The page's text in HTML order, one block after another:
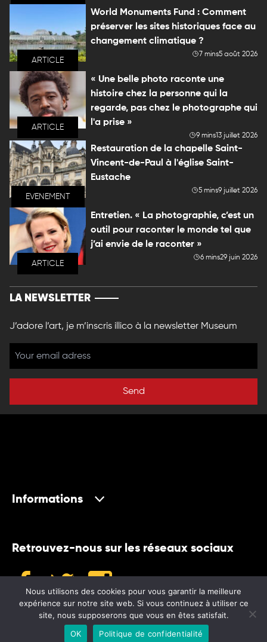
ARTICLE
World Monuments Fund : Comment
préserver les sites historiques face au
changement climatique ?
7 mins5 août 2026
ARTICLE
« Une belle photo raconte une
histoire chez la personne qui la
regarde, pas chez le photographe qui
l'a prise »
9 mins 13 juillet 2026
EVENEMENT
Restauration de la chapelle Saint-
Vincent-de-Paul à l'église Saint-
Eustache
5 mins9 juillet 2026
ARTICLE
Entretien. « La photographie, c’est un
outil pour raconter le monde tel que
j’ai envie de le raconter »
6 mins29 juin 2026
LA NEWSLETTER
J’adore l’art, je m’inscris illico à la newsletter Museum
Send
Informations
Retrouvez-nous sur les réseaux sociaux
Nous utilisons des cookies pour vous garantir la meilleure
expérience sur notre site web. Si vous continuez à utiliser ce
site, nous supposerons que vous en êtes satisfait.
OK
Politique de confidentialité